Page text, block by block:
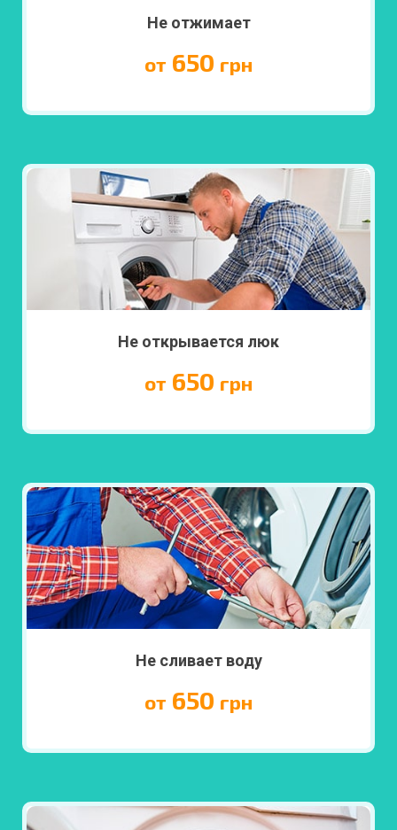
Не отжимает
от 650 грн
Не открывается люк
от 650 грн
ПОДРОБНЕЕ
Не сливает воду
от 650 грн
ПОДРОБНЕЕ